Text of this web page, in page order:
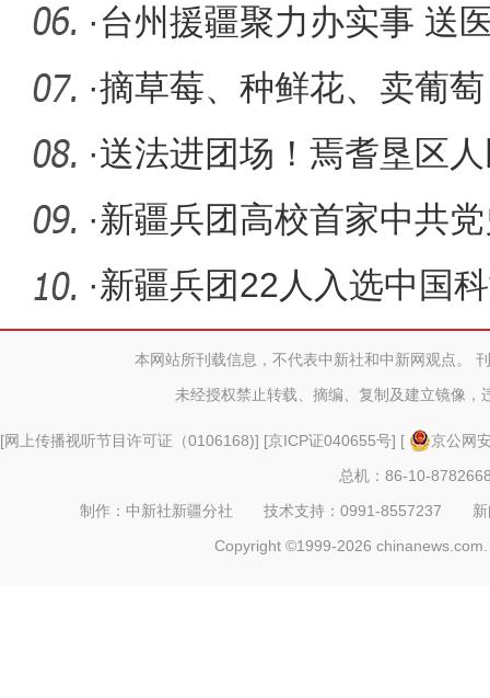
冷资源
·台州援疆聚力办实事 送
·摘草莓、种鲜花、卖葡
天“闲不住
·送法进团场！焉耆垦区
法律“护
·新疆兵团高校首家中共
·新疆兵团22人入选中国
育工程博
本网站所刊载信息，不代表中新社和中新网观点。
未经授权禁止转载、摘编、复制及建立镜像，
[网上传播视听节目许可证（0106168)] [京ICP证040655号] [
京公网
总机：86-10-
制作：中新社新疆分社 技术支持：0991-8557237
Copyright ©1999-2026